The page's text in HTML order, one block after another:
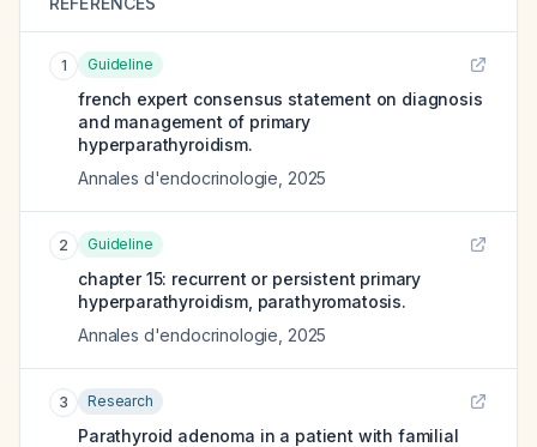
1 Guideline
french expert consensus statement on diagnosis
and management of primary
hyperparathyroidism.
Annales d'endocrinologie 2025
2 Guideline
chapter 15: recurrent or persistent primary
hyperparathyroidism, parathyromatosis.
Annales d'endocrinologie 2025
3 Research
Parathyroid adenoma in a patient with familial